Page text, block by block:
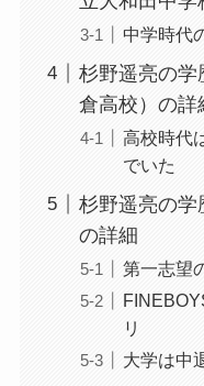
中学時代
杉野遥亮の学
倉高校）の詳
高校時代
でいた
杉野遥亮の学
の詳細
第一志望
リ
大学は中